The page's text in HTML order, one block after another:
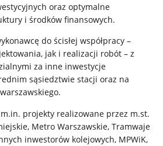
oraz optymalne
i środków finansowych.
do ścisłej współpracy –
jak i realizacji robót – z
za inne inwestycje
sąsiedztwie stacji oraz na
projekty realizowane przez m.st.
Metro Warszawskie, Tramwaje
inwestorów kolejowych, MPWiK,